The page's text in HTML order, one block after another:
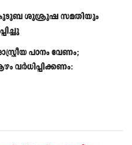
കുടുബ ശുശ്രൂഷ സമതിയും
പഠനം വേണം;